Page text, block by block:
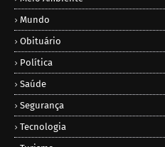
Mundo
Obituário
Política
Saúde
Segurança
Tecnologia